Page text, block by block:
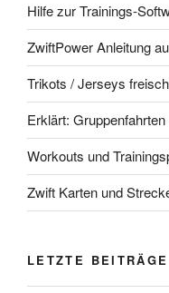
Hilfe zur Trainings-
ZwiftPower Anleitung
Trikots / Jerseys
Erklärt:
Workouts und
Zwift Karten und
LETZTE BEITRÄGE